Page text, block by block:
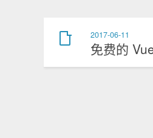
2017-06-11
免费的